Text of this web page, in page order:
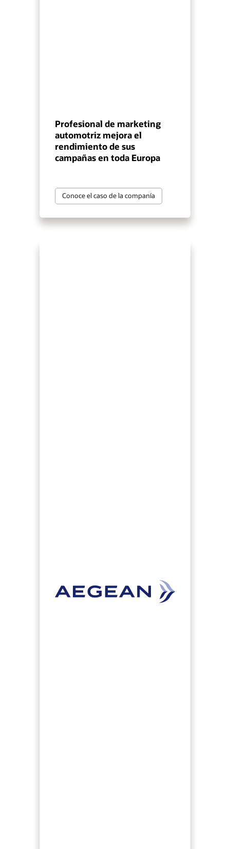
Profesional de marketing
automotriz mejora el
rendimiento de sus
campañas en toda Europa
Conoce el caso de la companía